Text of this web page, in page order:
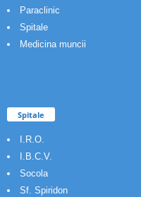
Paraclinic
Spitale
Medicina muncii
Spitale
I.R.O.
I.B.C.V.
Socola
Sf. Spiridon